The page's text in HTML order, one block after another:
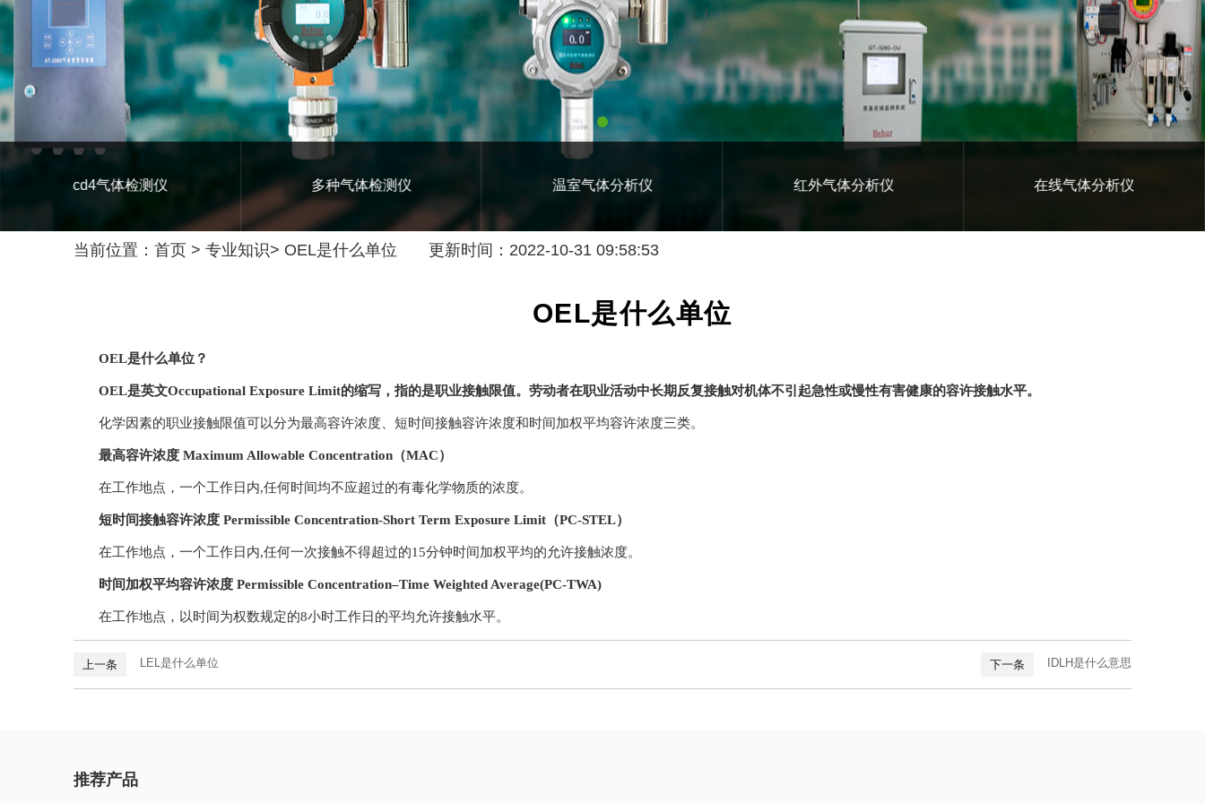
cd4气体检测仪 多种气体检测仪 温室气体分析仪 红外气体分析仪 在线气体分析仪
当前位置： 首页 > 专业知识> OEL是什么单位 更新时间：2022-10-31 09:58:53
OEL是什么单位
OEL是什么单位？
OEL是英文Occupational Exposure Limit的缩写，指的是职业接触限值。劳动者在职业活动中长期反复接触对机体不引起急性或慢性有害健康的容许接触水平。
化学因素的职业接触限值可以分为最高容许浓度、短时间接触容许浓度和时间加权平均容许浓度三类。
最高容许浓度 Maximum Allowable Concentration（MAC）
在工作地点，一个工作日内,任何时间均不应超过的有毒化学物质的浓度。
短时间接触容许浓度 Permissible Concentration-Short Term Exposure Limit（PC-STEL）
在工作地点，一个工作日内,任何一次接触不得超过的15分钟时间加权平均的允许接触浓度。
时间加权平均容许浓度 Permissible Concentration–Time Weighted Average(PC-TWA)
在工作地点，以时间为权数规定的8小时工作日的平均允许接触水平。
上一条 LEL是什么单位 下一条 IDLH是什么意思
推荐产品